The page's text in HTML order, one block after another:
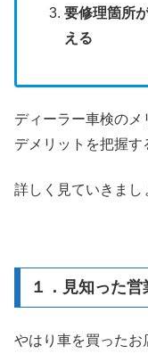
要修理箇所
える
ディーラー車検の
デメリットを把握す
詳しく見ていきまし
１．見知った
やはり車を買ったお